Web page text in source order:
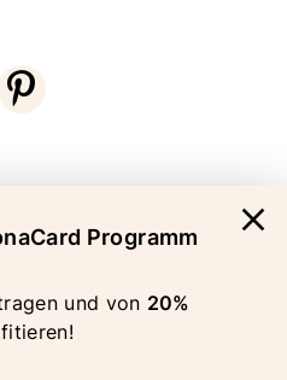
Programm
und von 20%
close